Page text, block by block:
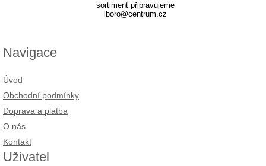
sortiment připravujeme
lboro@centrum.cz
Navigace
Úvod
Obchodní podmínky
Doprava a platba
O nás
Kontakt
Uživatel